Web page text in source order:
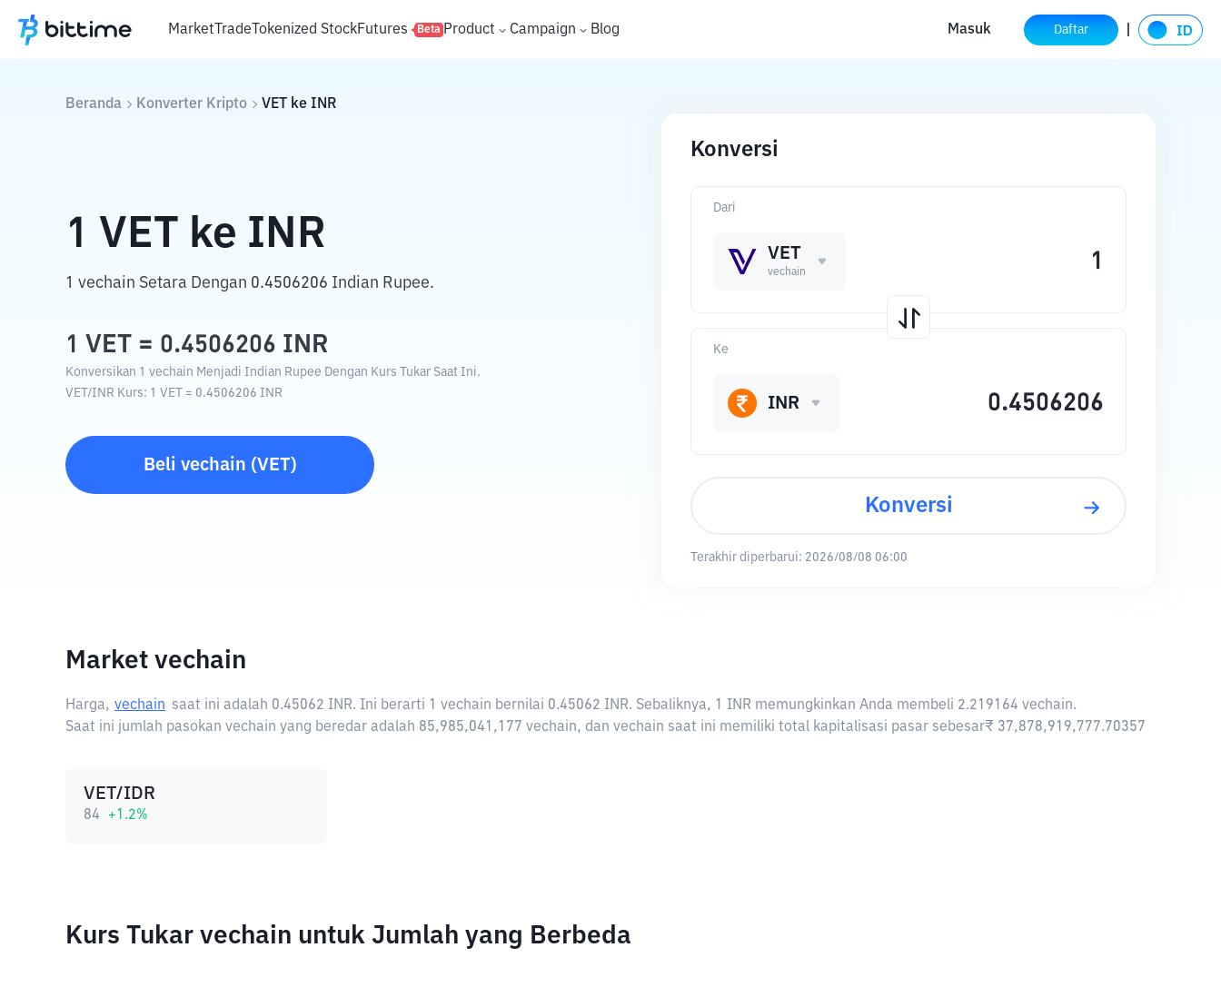
MarketTradeTokenized StockFutures Beta Product Campaign Blog Masuk Daftar
Beranda Konverter Kripto VET ke INR
1 VET ke INR
1 vechain Setara Dengan 0.4506206 Indian Rupee.
1 VET = 0.4506206 INR
Konversikan 1 vechain Menjadi Indian Rupee Dengan Kurs Tukar Saat Ini.
VET /INR Kurs: 1 VET = 0.4506206 INR
Beli vechain (VET)
Konversi
Dari
VET
vechain
Ke
INR
Konversi
Terakhir diperbarui: 2026/08/08 06:00
Market vechain
Harga, vechain saat ini adalah 0.45062 INR. Ini berarti 1 vechain bernilai 0.45062 INR. Sebaliknya, 1 INR memungkinkan Anda membeli 2.219164 vechain.
Saat ini jumlah pasokan vechain yang beredar adalah 85,985,041,177 vechain, dan vechain saat ini memiliki total kapitalisasi pasar sebesar₹ 37,878,919,777.70357
VET/IDR
84 +1.2%
Kurs Tukar vechain untuk Jumlah yang Berbeda